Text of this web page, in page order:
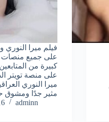
فيلم ميرا
على جميع منصات
كبيرة من
على منصة تويتر
ميرا النوري
مثير جدًا
adminn
16